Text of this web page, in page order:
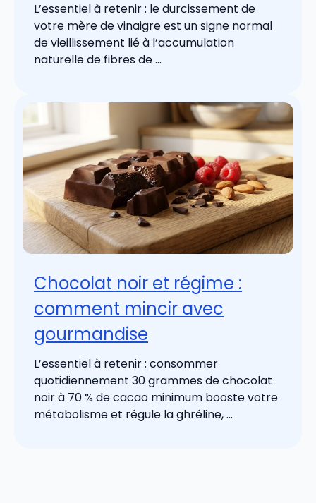
L’essentiel à retenir : le durcissement de
votre mère de vinaigre est un signe normal
de vieillissement lié à l’accumulation
naturelle de fibres de ...
Chocolat noir et régime :
comment mincir avec
gourmandise
L’essentiel à retenir : consommer
quotidiennement 30 grammes de chocolat
noir à 70 % de cacao minimum booste votre
métabolisme et régule la ghréline, ...